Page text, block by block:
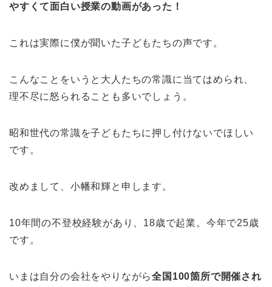
やすくて面白い授業の動画があった！
これは実際に僕が聞いた子どもたちの声です。
こんなことをいうと大人たちの常識に当てはめられ、
理不尽に怒られることも多いでしょう。
昭和世代の常識を子どもたちに押し付けないでほしい
です。
改めまして、小幡和輝と申します。
10年間の不登校経験があり、18歳で起業。今年で25歳
です。
いまは自分の会社をやりながら全国100箇所で開催され